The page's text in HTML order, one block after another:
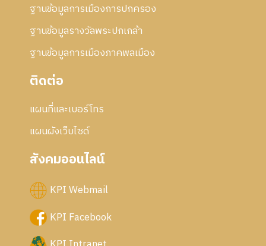
ฐานข้อมูลการเมืองการปกครอง
ฐานข้อมูลรางวัลพระปกเกล้า
ฐานข้อมูลการเมืองภาคพลเมือง
ติดต่อ
แผนที่และเบอร์โทร
แผนผังเว็บไซด์
สังคมออนไลน์
KPI Webmail
KPI Facebook